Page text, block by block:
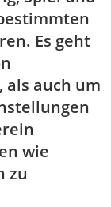
Es geht
als auch um
wie
zu